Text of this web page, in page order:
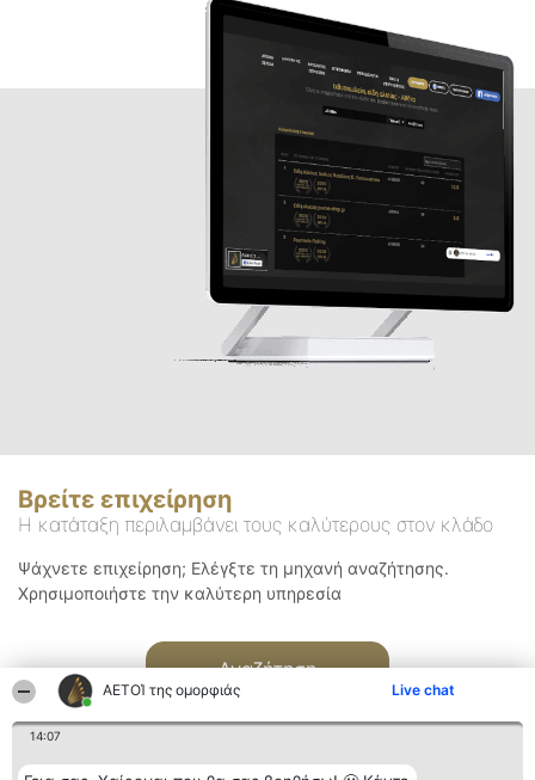
ΑΕΤΟΊ της ομορφιάς Live chat
14:07
Βρείτε επιχείρηση
Η κατάταξη περιλαμβάνει τους καλύτερους στον κλάδο
Ψάχνετε επιχείρηση; Ελέγξτε τη μηχανή αναζήτησης.
Χρησιμοποιήστε την καλύτερη υπηρεσία
Αναζήτηση